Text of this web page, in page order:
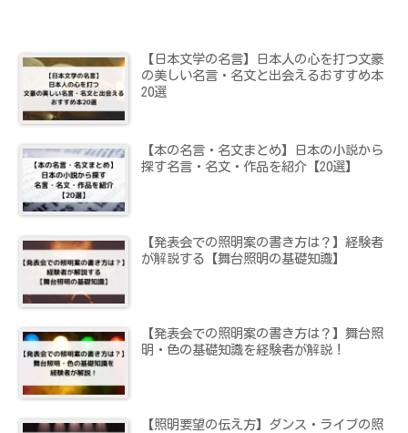
【日本文学の名言】日本人の心を打つ文豪
の美しい名言・名文と出会えるおすすめ本
20選
【本の名言・名文まとめ】日本の小説から
探す名言・名文・作品を紹介【20選】
【発表会での照明案の書き方は？】経験者
が解説する【舞台照明の基礎知識】
【発表会での照明案の書き方は？】舞台照
明・色の基礎知識を経験者が解説！
【照明要望の伝え方】ダンス・ライブの照